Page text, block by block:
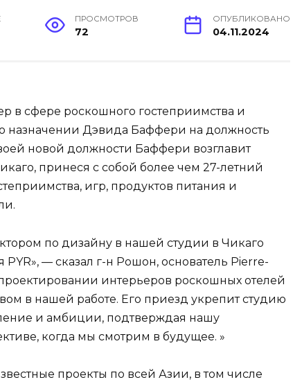
ПРОСМОТРОВ
72
ОПУБЛИКОВАНО
04.11.2024
в сфере роскошного гостеприимства и
назначении Дэвида Баффери на должность
новой должности Баффери возглавит
принеся с собой более чем 27-летний
игр, продуктов питания и
по дизайну в нашей студии в Чикаго
— сказал г-н Рошон, основатель Pierre-
интерьеров роскошных отелей
в нашей работе. Его приезд укрепит студию
и амбиции, подтверждая нашу
когда мы смотрим в будущее. »
проекты по всей Азии, в том числе